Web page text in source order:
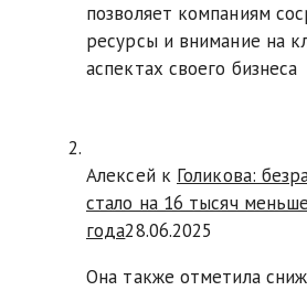
позволяет компаниям
ресурсы и внимание на
аспектах своего бизнеса
Алексей к Голикова:
стало на 16 тысяч
года28.06.2025
Она также отметила